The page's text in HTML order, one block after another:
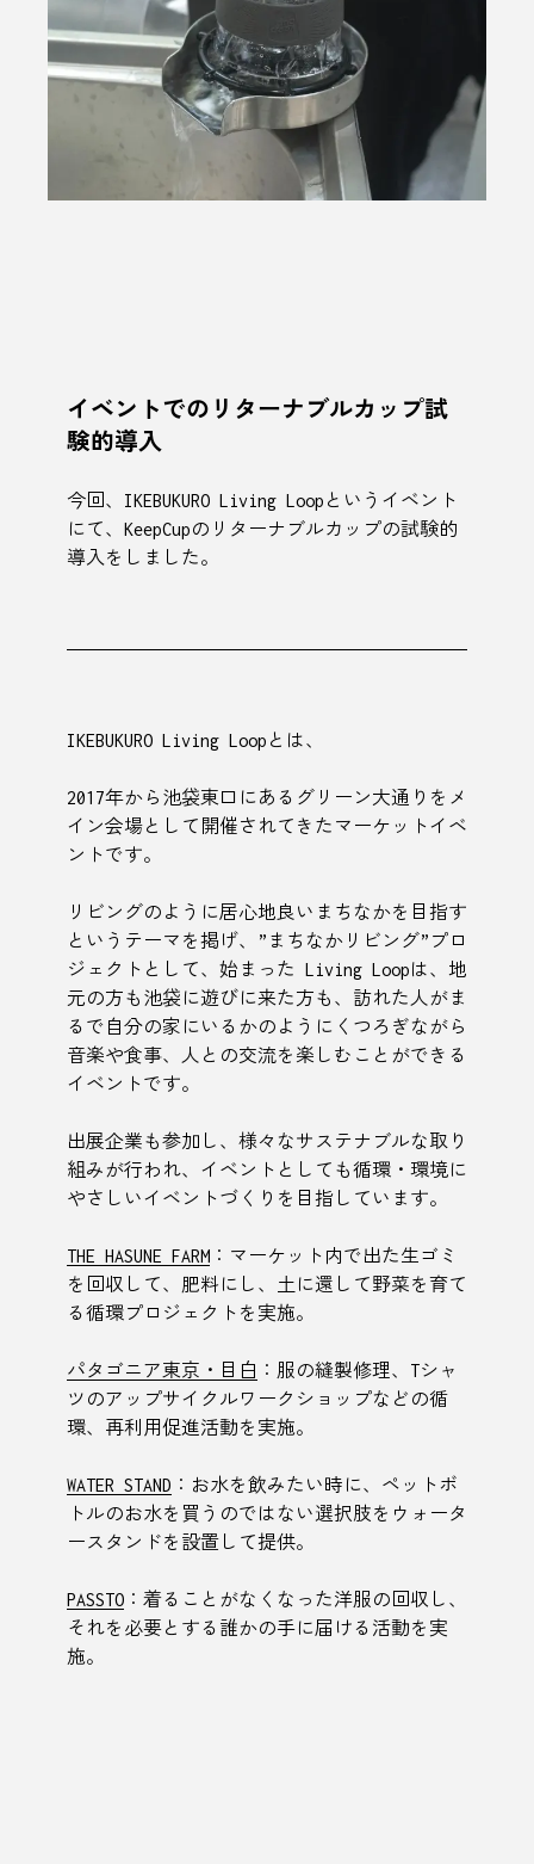
イベントでのリターナブルカップ試
験的導入
今回、IKEBUKURO Living Loopというイベント
にて、KeepCupのリターナブルカップの試験的
導入をしました。
IKEBUKURO Living Loopとは、
2017年から池袋東口にあるグリーン大通りをメ
イン会場として開催されてきたマーケットイベ
ントです。
リビングのように居心地良いまちなかを目指す
というテーマを掲げ、”まちなかリビング”プロ
ジェクトとして、始まった Living Loopは、地
元の方も池袋に遊びに来た方も、訪れた人がま
るで自分の家にいるかのようにくつろぎながら
音楽や食事、人との交流を楽しむことができる
イベントです。
出展企業も参加し、様々なサステナブルな取り
組みが行われ、イベントとしても循環・環境に
やさしいイベントづくりを目指しています。
THE HASUNE FARM ：マーケット内で出た生ゴミ
を回収して、肥料にし、土に還して野菜を育て
る循環プロジェクトを実施。
パタゴニア東京・目白 ：服の縫製修理、Tシャ
ツのアップサイクルワークショップなどの循
環、再利用促進活動を実施。
WATER STAND ：お水を飲みたい時に、ペットボ
トルのお水を買うのではない選択肢をウォータ
ースタンドを設置して提供。
PASSTO ：着ることがなくなった洋服の回収し、
それを必要とする誰かの手に届ける活動を実
施。